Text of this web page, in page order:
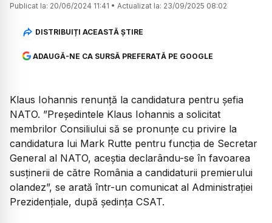
Publicat la: 20/06/2024 11:41 • Actualizat la: 23/09/2025 08:02
DISTRIBUIȚI ACEASTĂ ȘTIRE
ADAUGĂ-NE CA SURSĂ PREFERATĂ PE GOOGLE
Klaus Iohannis renunță la candidatura pentru șefia
NATO. ”Președintele Klaus Iohannis a solicitat
membrilor Consiliului să se pronunțe cu privire la
candidatura lui Mark Rutte pentru funcția de Secretar
General al NATO, aceștia declarându-se în favoarea
susținerii de către România a candidaturii premierului
olandez”, se arată într-un comunicat al Administrației
Prezidențiale, după ședința CSAT.